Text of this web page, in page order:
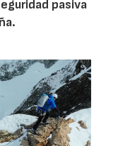
pasiva